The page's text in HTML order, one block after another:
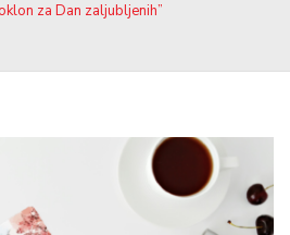
za Dan zaljubljenih”